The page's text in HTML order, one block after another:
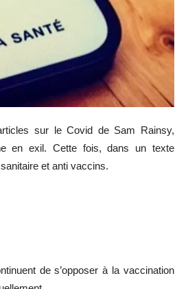
sur le Covid de Sam Rainsy,
en exil. Cette fois, dans un texte
et anti vaccins.
de s’opposer à la vaccination